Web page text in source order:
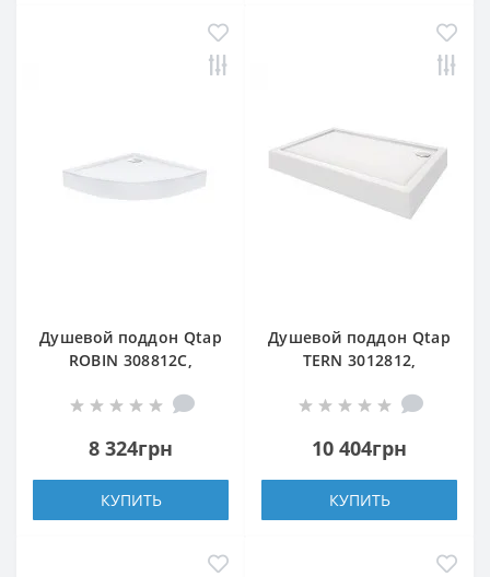
Душевой поддон Qtap
ROBIN 308812C,
80x80x12, акриловый
слива 90 мм + сифон с
гидрозатвором хром
8 324грн
КУПИТЬ
Душевой поддон Qtap
TERN 3012812,
120x80x12, акриловый
слива 90 мм
10 404грн
КУПИТЬ